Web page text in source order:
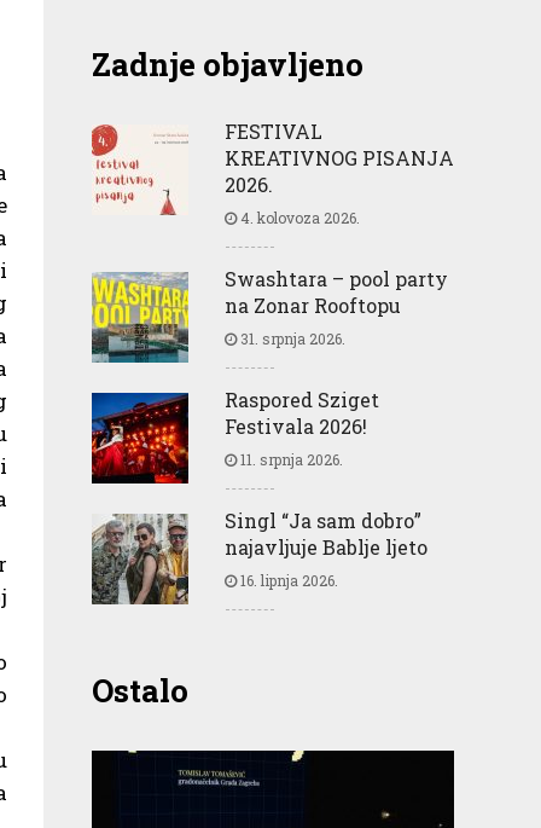
i
Zadnje objavljeno
FESTIVAL
KREATIVNOG PISANJA
2026.
4. kolovoza 2026.
Swashtara – pool party
na Zonar Rooftopu
31. srpnja 2026.
Raspored Sziget
Festivala 2026!
11. srpnja 2026.
Singl “Ja sam dobro”
najavljuje Bablje ljeto
16. lipnja 2026.
Ostalo